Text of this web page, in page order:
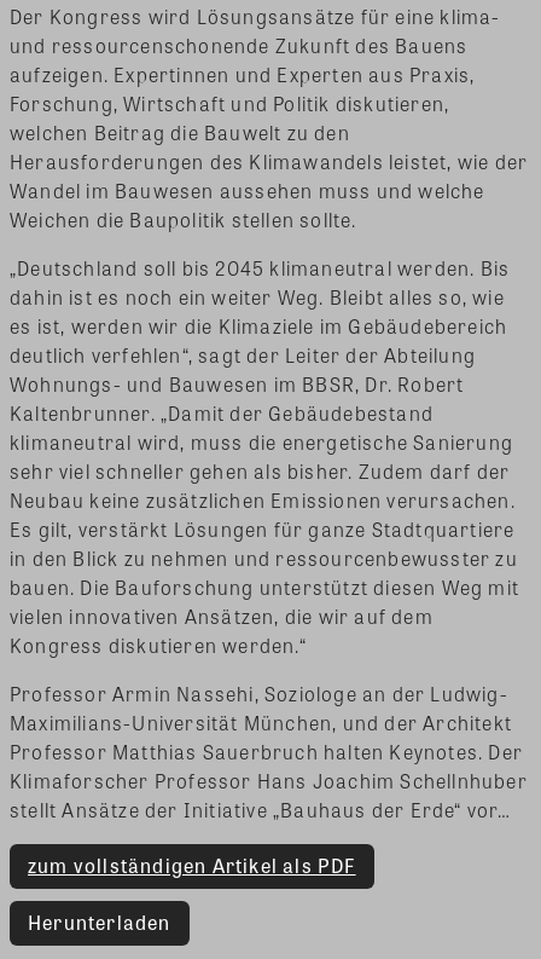
Der Kongress wird Lösungsansätze für eine klima-
und ressourcenschonende Zukunft des Bauens
aufzeigen. Expertinnen und Experten aus Praxis,
Forschung, Wirtschaft und Politik diskutieren,
welchen Beitrag die Bauwelt zu den
Herausforderungen des Klimawandels leistet, wie der
Wandel im Bauwesen aussehen muss und welche
Weichen die Baupolitik stellen sollte.
„Deutschland soll bis 2045 klimaneutral werden. Bis
dahin ist es noch ein weiter Weg. Bleibt alles so, wie
es ist, werden wir die Klimaziele im Gebäudebereich
deutlich verfehlen“, sagt der Leiter der Abteilung
Wohnungs- und Bauwesen im BBSR, Dr. Robert
Kaltenbrunner. „Damit der Gebäudebestand
klimaneutral wird, muss die energetische Sanierung
sehr viel schneller gehen als bisher. Zudem darf der
Neubau keine zusätzlichen Emissionen verursachen.
Es gilt, verstärkt Lösungen für ganze Stadtquartiere
in den Blick zu nehmen und ressourcenbewusster zu
bauen. Die Bauforschung unterstützt diesen Weg mit
vielen innovativen Ansätzen, die wir auf dem
Kongress diskutieren werden.“
Professor Armin Nassehi, Soziologe an der Ludwig-
Maximilians-Universität München, und der Architekt
Professor Matthias Sauerbruch halten Keynotes. Der
Klimaforscher Professor Hans Joachim Schellnhuber
stellt Ansätze der Initiative „Bauhaus der Erde“ vor…
zum vollständigen Artikel als PDF
Herunterladen